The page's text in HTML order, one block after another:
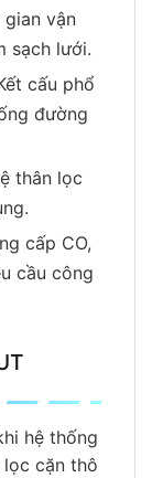
gian vận
sạch lưới.
cấu phổ
đường
thân lọc
cấp CO,
cầu công
hệ thống
cặn thô